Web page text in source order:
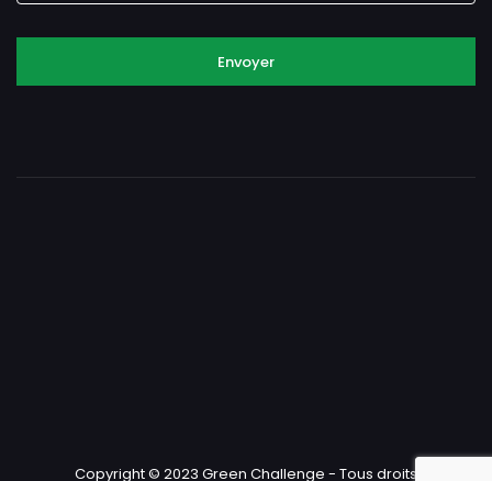
Envoyer
Copyright © 2023 Green Challenge - Tous droits